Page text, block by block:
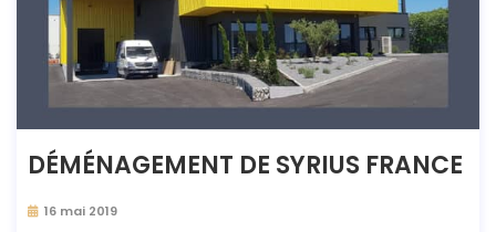
DÉMÉNAGEMENT DE SYRIUS FRANCE
16 mai 2019